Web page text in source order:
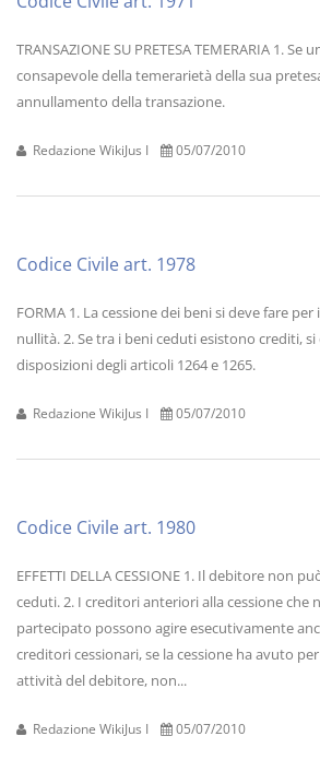
TRANSAZIONE SU PRETESA TEMERARIA 1. Se
consapevole della temerarietà della sua
annullamento della transazione.
Redazione WikiJus I 05/07/2010
Codice Civile art. 1978
FORMA 1. La cessione dei beni si deve fare
nullità. 2. Se tra i beni ceduti esistono crediti,
disposizioni degli articoli 1264 e 1265.
Redazione WikiJus I 05/07/2010
Codice Civile art. 1980
EFFETTI DELLA CESSIONE 1. Il debitore non
ceduti. 2. I creditori anteriori alla cessione che
partecipato possono agire esecutivamente
creditori cessionari, se la cessione ha avuto
attività del debitore, non...
Redazione WikiJus I 05/07/2010